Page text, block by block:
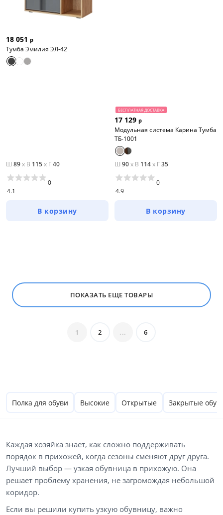
18 051 р
Тумба Эмилия ЭЛ-42
Ш 89x В 115x Г40
4.1
0
В корзину
БЕСПЛАТНАЯ ДОСТАВКА
17 129 р
Модульная система Карина Тумба
ТБ-1001
Ш 90x В 114x Г35
4.9
0
В корзину
ПОКАЗАТЬ ЕЩЕ ТОВАРЫ
1 2 ... 6
Полка для обуви Высокие Открытые Закрытые
Каждая хозяйка знает, как сложно поддерживать
порядок в прихожей, когда сезоны сменяют друг друга.
Лучший выбор — узкая обувница в прихожую. Она
решает проблему хранения, не загромождая небольшой
коридор.
Если вы решили купить узкую обувницу, важно